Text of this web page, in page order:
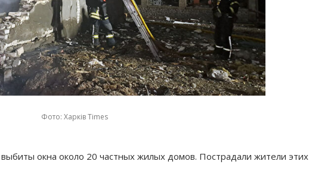
Фото: Харків Times
окна около 20 частных жилых домов. Пострадали жители этих